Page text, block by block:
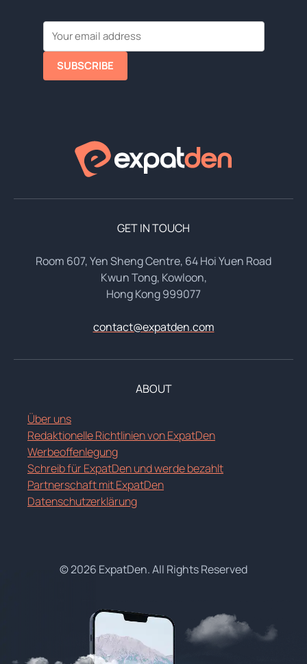
SUBSCRIBE
GET IN TOUCH
Room 607, Yen Sheng Centre, 64 Hoi Yuen Road
Kwun Tong, Kowloon,
Hong Kong 999077
contact@expatden.com
ABOUT
Über uns
Redaktionelle Richtlinien von ExpatDen
Werbeoffenlegung
Schreib für ExpatDen und werde bezahlt
Partnerschaft mit ExpatDen
Datenschutzerklärung
© 2026 ExpatDen. All Rights Reserved